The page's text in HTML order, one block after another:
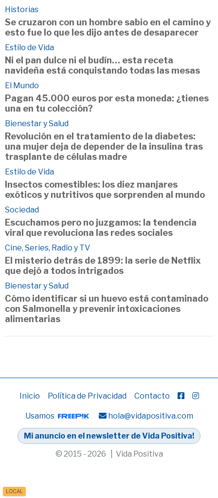
Historias
Se cruzaron con un hombre sabio en el camino y
esto fue lo que les dijo antes de desaparecer
Estilo de Vida
Ni el pan dulce ni el budín… esta receta
navideña está conquistando todas las mesas
El Mundo
Pagan 45.000 euros por esta moneda: ¿tienes
una en tu colección?
Bienestar y Salud
Revolución en el tratamiento de la diabetes:
una mujer deja de depender de la insulina tras
trasplante de células madre
Estilo de Vida
Insectos comestibles: los diez manjares
exóticos y nutritivos que sorprenden al mundo
Sociedad
Escuchamos pero no juzgamos: la tendencia
viral que revoluciona las redes sociales
Cine, Series, Radio y TV
El misterio detrás de 1899: la serie de Netflix
que dejó a todos intrigados
Bienestar y Salud
Cómo identificar si un huevo está contaminado
con Salmonella y prevenir intoxicaciones
alimentarias
Inicio Política de Privacidad Contacto
Usamos hola@vidapositiva.com
Mi anuncio en el newsletter de Vida Positiva!
© 2015 - 2026 | Vida Positiva
LOCAL